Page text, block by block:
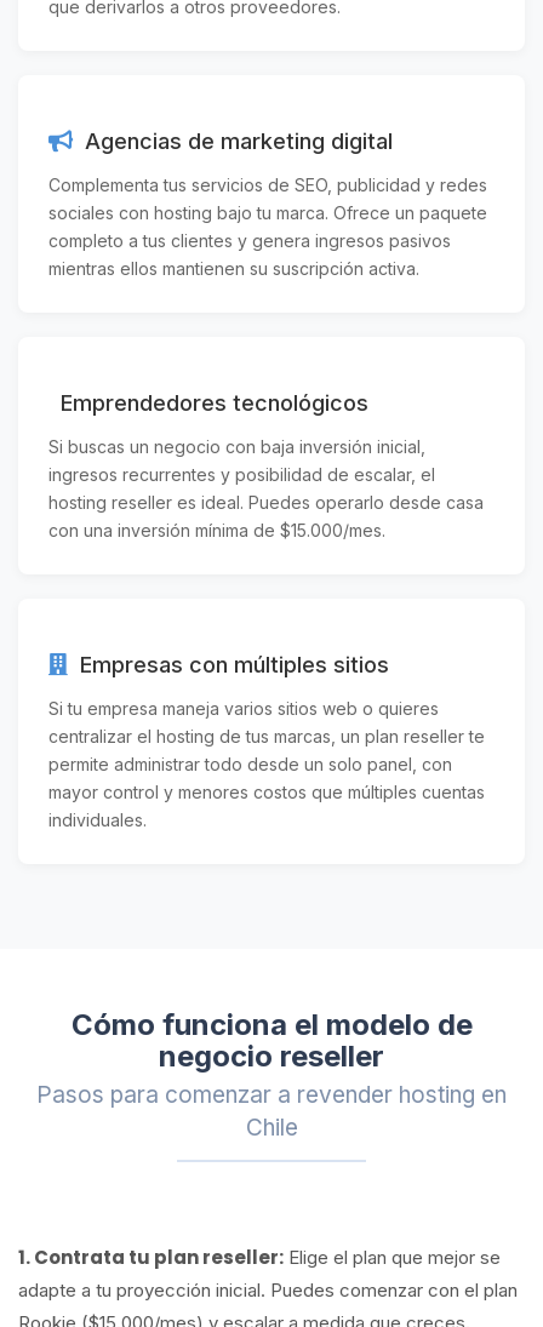
que derivarlos a otros proveedores.
Agencias de marketing digital
Complementa tus servicios de SEO, publicidad y redes
sociales con hosting bajo tu marca. Ofrece un paquete
completo a tus clientes y genera ingresos pasivos
mientras ellos mantienen su suscripción activa.
Emprendedores tecnológicos
Si buscas un negocio con baja inversión inicial,
ingresos recurrentes y posibilidad de escalar, el
hosting reseller es ideal. Puedes operarlo desde casa
con una inversión mínima de $15.000/mes.
Empresas con múltiples sitios
Si tu empresa maneja varios sitios web o quieres
centralizar el hosting de tus marcas, un plan reseller te
permite administrar todo desde un solo panel, con
mayor control y menores costos que múltiples cuentas
individuales.
Cómo funciona el modelo de
negocio reseller
Pasos para comenzar a revender hosting en
Chile
1. Contrata tu plan reseller: Elige el plan que mejor se
adapte a tu proyección inicial. Puedes comenzar con el plan
Rookie ($15.000/mes) y escalar a medida que creces.